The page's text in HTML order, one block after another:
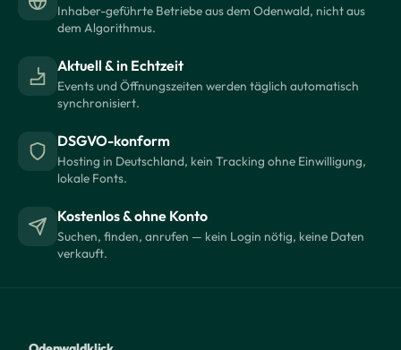
Inhaber-geführte Betriebe aus dem Odenwald, nicht aus
dem Algorithmus.
Aktuell & in Echtzeit
Events und Öffnungszeiten werden täglich automatisch
synchronisiert.
DSGVO-konform
Hosting in Deutschland, kein Tracking ohne Einwilligung,
lokale Fonts.
Kostenlos & ohne Konto
Suchen, finden, anrufen — kein Login nötig, keine Daten
verkauft.